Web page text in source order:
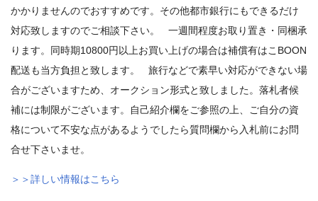
かかりませんのでおすすめです。その他都市銀行にもできるだけ
対応致しますのでご相談下さい。 一週間程度お取り置き・同梱承
ります。同時期10800円以上お買い上げの場合は補償有はこBOON
配送も当方負担と致します。 旅行などで素早い対応ができない場
合がございますため、オークション形式と致しました。落札者候
補には制限がございます。自己紹介欄をご参照の上、ご自分の資
格について不安な点があるようでしたら質問欄から入札前にお問
合せ下さいませ。
＞＞詳しい情報はこちら